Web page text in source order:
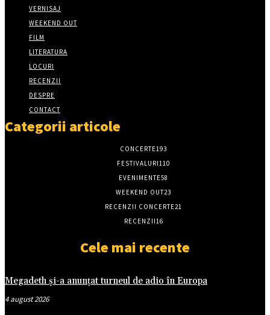
VERNISAJ
WEEKEND OUT
FILM
LITERATURA
LOCURI
RECENZII
DESPRE
CONTACT
Categorii articole
CONCERTE193
FESTIVALURI110
EVENIMENTE58
WEEKEND OUT23
RECENZII CONCERTE21
RECENZII16
Cele mai recente
Megadeth și-a anunțat turneul de adio în Europa
4 august 2026